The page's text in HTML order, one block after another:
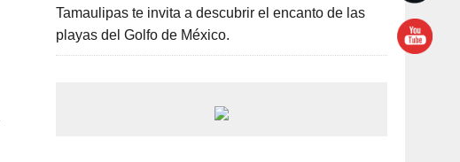
Tamaulipas te invita a descubrir el encanto de las
playas del Golfo de México.